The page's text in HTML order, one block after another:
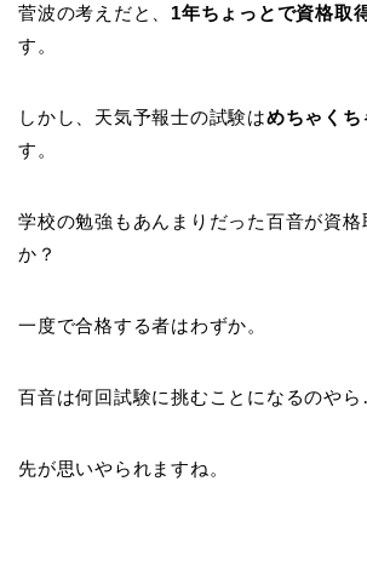
菅波の考えだと、 1年ちょっとで資格取
す。
しかし、天気予報士の試験はめちゃくち
す。
学校の勉強もあんまりだった百音が資格
か？
一度で合格する者はわずか。
百音は何回試験に挑むことになるのやら
先が思いやられますね。